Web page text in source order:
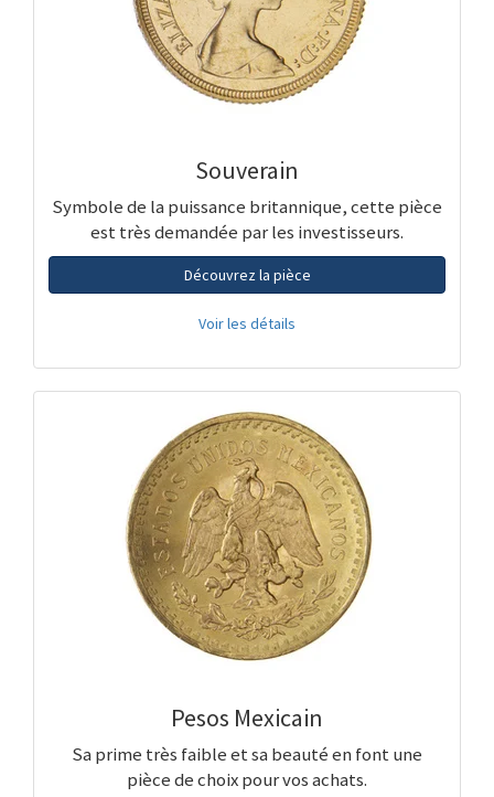
Souverain
Symbole de la puissance britannique, cette pièce
est très demandée par les investisseurs.
Découvrez la pièce
Voir les détails
Pesos Mexicain
Sa prime très faible et sa beauté en font une
pièce de choix pour vos achats.